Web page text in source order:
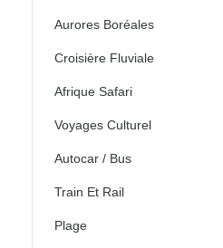
Aurores Boréales
Croisière Fluviale
Afrique Safari
Voyages Culturel
Autocar / Bus
Train Et Rail
Plage